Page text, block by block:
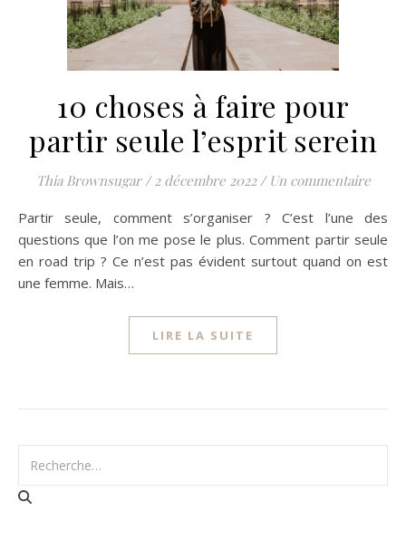
10 choses à faire pour
partir seule l’esprit serein
Thia Brownsugar / 2 décembre 2022 / Un commentaire
Partir seule, comment s’organiser ? C’est l’une des
questions que l’on me pose le plus. Comment partir seule
en road trip ? Ce n’est pas évident surtout quand on est
une femme. Mais…
LIRE LA SUITE